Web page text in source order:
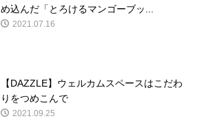
め込んだ「とろけるマンゴーブッ...
2021.07.16
【DAZZLE】ウェルカムスペースはこだわ
りをつめこんで
2021.09.25